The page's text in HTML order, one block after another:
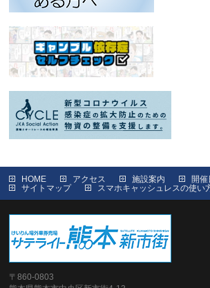
HOME アクセス 施設案内
開催
サイトマップ
スマホキャッシュレスの使い
〒860-0803